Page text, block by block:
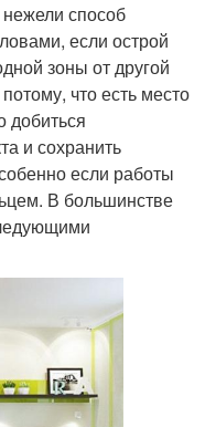
способ
если острой
зоны от другой
что есть место
добиться
и сохранить
если работы
В большинстве